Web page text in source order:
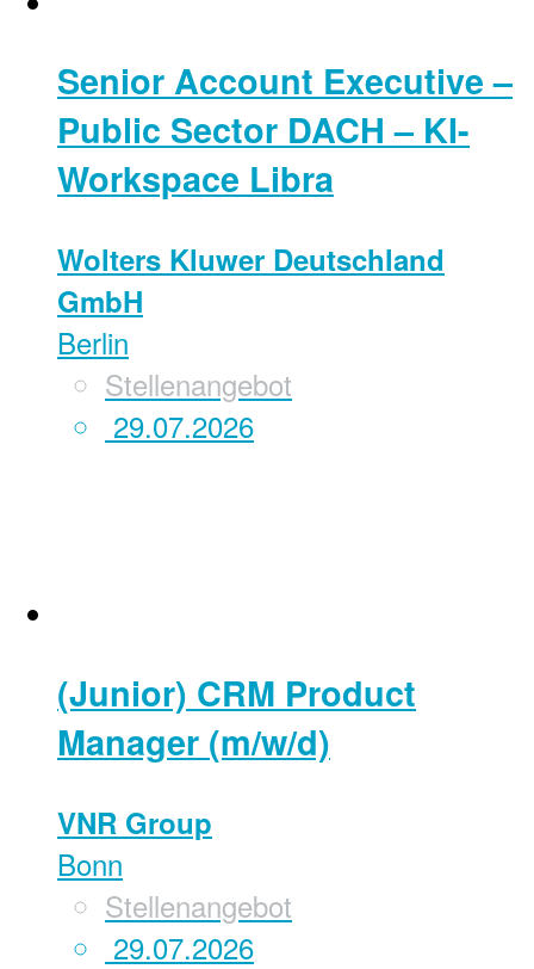
Senior Account Executive –
Public Sector DACH – KI-
Workspace Libra
Wolters Kluwer Deutschland
GmbH
Berlin
Stellenangebot
29.07.2026
(Junior) CRM Product
Manager (m/w/d)
VNR Group
Bonn
Stellenangebot
29.07.2026